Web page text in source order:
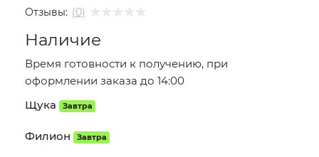
Отзывы: (0)
Наличие
Время готовности к получению, при
оформлении заказа до 14:00
Щука
Завтра
Филион Завтра